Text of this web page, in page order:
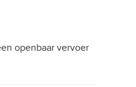
openbaar vervoer